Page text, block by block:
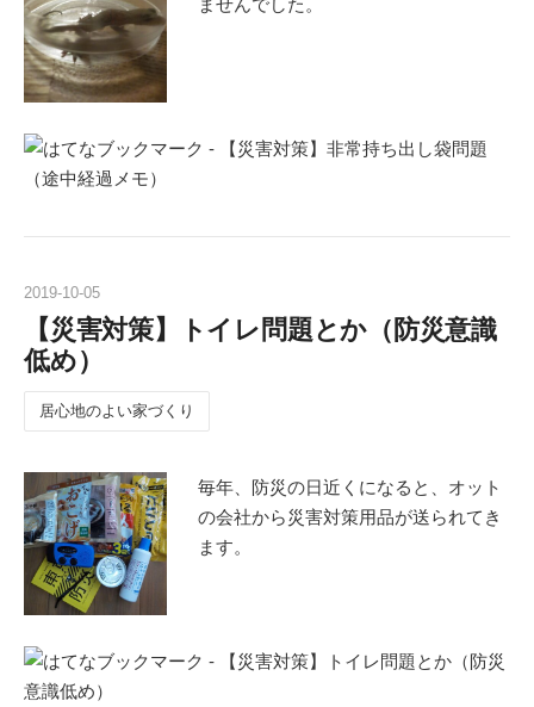
ませんでした。
2019-10-05
【災害対策】トイレ問題とか（防災意識
低め）
居心地のよい家づくり
毎年、防災の日近くになると、オット
の会社から災害対策用品が送られてき
ます。